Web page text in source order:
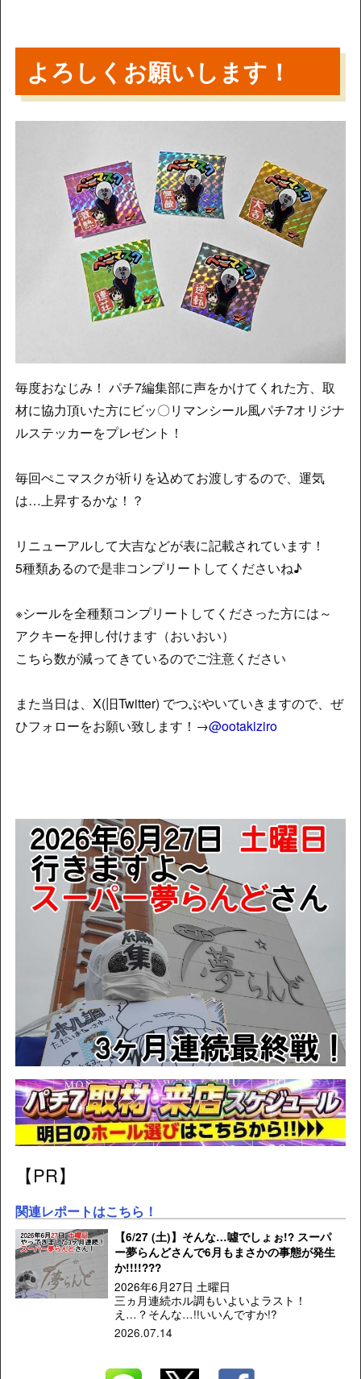
よろしくお願いします！
毎度おなじみ！ パチ7編集部に声をかけてくれた方、取
材に協力頂いた方にビッ〇リマンシール風パチ7オリジナ
ルステッカーをプレゼント！
毎回ぺこマスクが祈りを込めてお渡しするので、運気
は…上昇するかな！？
リニューアルして大吉などが表に記載されています！
5種類あるので是非コンプリートしてくださいね♪
※シールを全種類コンプリートしてくださった方には～
アクキーを押し付けます（おいおい）
こちら数が減ってきているのでご注意ください
また当日は、X(旧Twitter) でつぶやいていきますので、ぜ
ひフォローをお願い致します！→@ootakiziro
【PR】
関連レポートはこちら！
【6/27 (土)】そんな…噓でしょぉ!? スーパ
ー夢らんどさんで6月もまさかの事態が発生
か!!!!???
2026年6月27日 土曜日
三ヵ月連続ホル調もいよいよラスト！
え…？そんな…!!いいんですか!?
2026.07.14